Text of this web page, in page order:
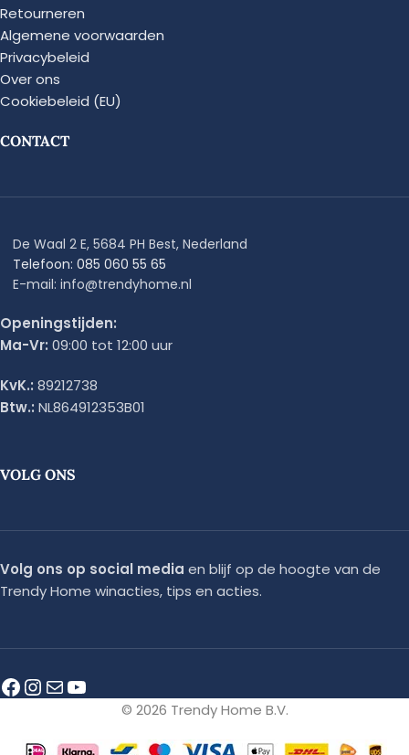
Retourneren
Algemene voorwaarden
Privacybeleid
Over ons
Cookiebeleid (EU)
CONTACT
De Waal 2 E, 5684 PH Best, Nederland
Telefoon: 085 060 55 65
E-mail: info@trendyhome.nl
Openingstijden:
Ma-Vr: 09:00 tot 12:00 uur
KvK.: 89212738
Btw.: NL864912353B01
VOLG ONS
Volg ons op social media en blijf op de hoogte van de
Trendy Home winacties, tips en acties.
© 2026 Trendy Home B.V.